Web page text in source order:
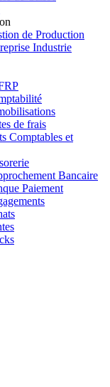
de Production
Industrie
de frais
Comptables et
Bancaire
Paiement